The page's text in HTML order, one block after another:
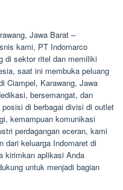
Jawa Barat –
kami, PT Indomarco
di sektor ritel dan memiliki
saat ini membuka peluang
Ciampel, Karawang, Jawa
bersemangat, dan
di berbagai divisi di outlet
kemampuan komunikasi
perdagangan eceran, kami
dari keluarga Indomaret di
kirimkan aplikasi Anda
untuk menjadi bagian